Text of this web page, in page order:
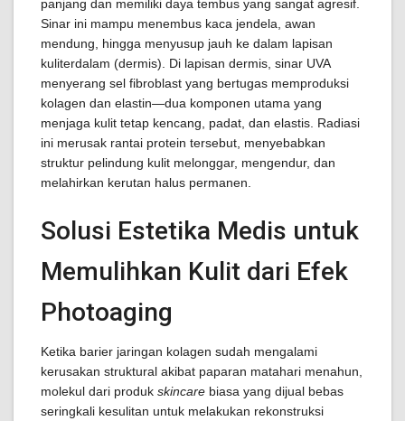
panjang dan memiliki daya tembus yang sangat agresif.
Sinar ini mampu menembus kaca jendela, awan
mendung, hingga menyusup jauh ke dalam lapisan
kuliterdalam (dermis). Di lapisan dermis, sinar UVA
menyerang sel fibroblast yang bertugas memproduksi
kolagen dan elastin—dua komponen utama yang
menjaga kulit tetap kencang, padat, dan elastis. Radiasi
ini merusak rantai protein tersebut, menyebabkan
struktur pelindung kulit melonggar, mengendur, dan
melahirkan kerutan halus permanen.
Solusi Estetika Medis untuk
Memulihkan Kulit dari Efek
Photoaging
Ketika barier jaringan kolagen sudah mengalami
kerusakan struktural akibat paparan matahari menahun,
molekul dari produk skincare biasa yang dijual bebas
seringkali kesulitan untuk melakukan rekonstruksi